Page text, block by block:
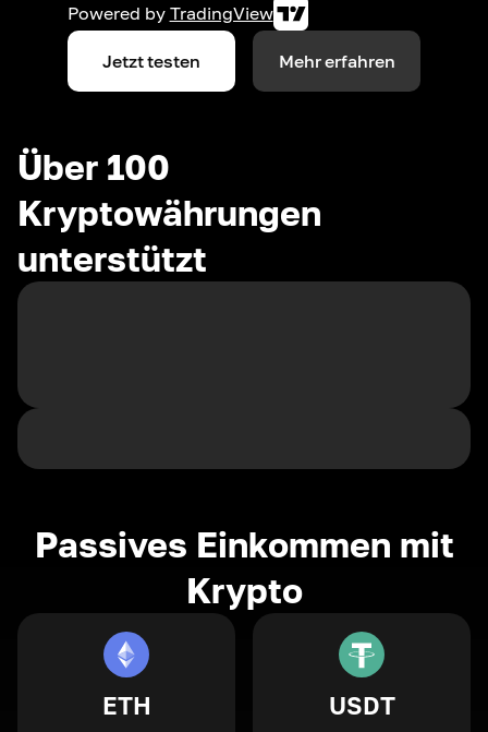
Powered by TradingView
Jetzt testen Mehr erfahren
Über 100
Kryptowährungen
unterstützt
Passives Einkommen mit
Krypto
ETH USDT